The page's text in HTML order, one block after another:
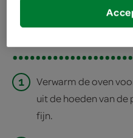
deel op facebook
1
Verwarm de oven
uit de hoeden van de
fijn.